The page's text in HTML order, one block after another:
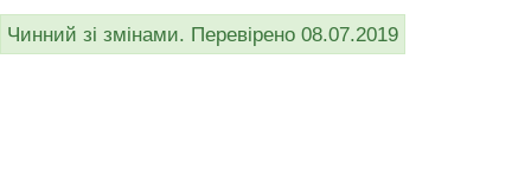
Чинний зі змінами. Перевірено 08.07.2019